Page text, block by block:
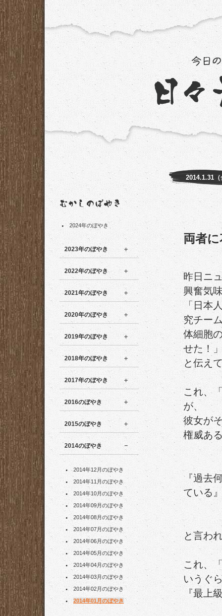
2024年のぼやき
2023年のぼやき
2022年のぼやき
2021年のぼやき
2020年のぼやき
2019年のぼやき
2018年のぼやき
2017年のぼやき
2016のぼやき
2015のぼやき
2014のぼやき
2014年12月のぼやき
2014年11月のぼやき
2014年10月のぼやき
2014年09月のぼやき
2014年08月のぼやき
2014年07月のぼやき
2014年06月のぼやき
2014年05月のぼやき
2014年04月のぼやき
2014年03月のぼやき
2014年02月のぼやき
2014年01月のぼやき
2014.1.31（
両者
昨日ニ
興奮気
「日本
究チー
体細胞
せた！
と伝え
これ、
が、
彼女が
権威あ
『過去
ている
と言わ
これ、
いうぐ
『最上